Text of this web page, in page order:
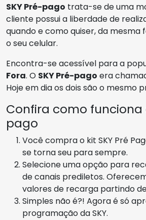
SKY Pré-pago trata-se de uma
cliente possui a liberdade de
quando e como quiser, da
o seu celular.
Encontra-se acessível para a
Fora. O SKY Pré-pago era
Hoje em dia os dois são o mesmo
Confira como funciona
pago
Você compra o kit SKY Pré
se torna seu para sempre.
Selecione uma opção para
de canais prediletos.
valores de recarga partindo
Simples não é?! Agora é só
programação da SKY.